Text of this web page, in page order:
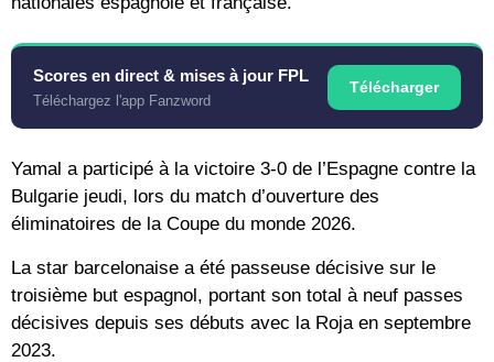
Scores en direct & mises à jour FPL
Téléchargez l'app Fanzword
Télécharger
Yamal a participé à la victoire 3-0 de l’Espagne contre la
Bulgarie jeudi, lors du match d’ouverture des
éliminatoires de la Coupe du monde 2026.
La star barcelonaise a été passeuse décisive sur le
troisième but espagnol, portant son total à neuf passes
décisives depuis ses débuts avec la Roja en septembre
2023.